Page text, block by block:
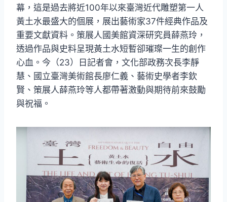
幕，這是過去將近100年以來臺灣近代雕塑第一人
黃土水最盛大的個展，展出藝術家37件經典作品及
重要文獻資料。策展人國美館資深研究員薛燕玲，
透過作品與史料呈現黃土水短暫卻璀璨一生的創作
心血。今（23）日記者會，文化部政務次長李靜
慧、國立臺灣美術館長廖仁義、藝術史學者李欽
賢、策展人薛燕玲等人都帶著激動與期待前來鼓勵
與祝福。